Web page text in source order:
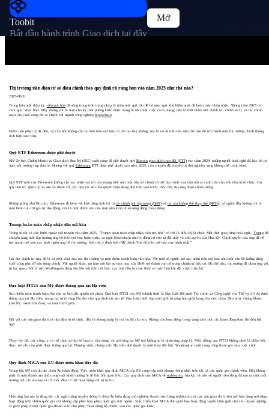
Toobit
Bắt đầu hành trình Giao dịch tại đây
Mở
Thị trường tiền điện tử sẽ điều chỉnh theo quy định rõ ràng hơn vào năm 2025 như thế nào?
2025-08-31
Trong hơn một thập kỷ, tiền mã hóađã sống trong tình trạng pháp lý mập mờ, quá lớn để bỏ qua, quá khó kiểm soát để hoàn toàn chấp nhận. Nhưng năm 2025 có
cảm giác khác biệt. Đây không chỉ là một chu kỳ thổi phồng khác được trang bị như một cuộc cách mạng; đây là thời điểm khi chính trị, chính sách, và tài chính
toàn cầu cuối cùng đã va chạm với ngành công nghiệp blockchain.
Điểm uốn pháp lý đã đến, và câu hỏi không còn là liệu tiền mã hóa có tồn tại hay không, mà là nó sẽ tiến hóa như thế nào để trở thành một thị trường chính thống,
tích hợp toàn cầu.
Quỹ ETF Ethereum được phê duyệt
Khi Ủy ban Chứng khoán và Giao dịch Hoa Kỳ (SEC) cuối cùng đã phê duyệt quỹ Bitcoin giao dịch trao đổi (ETF)vào năm 2024, những người hoài nghi đã bác bỏ nó
như một trường hợp đơn lẻ. Nhưng với quỹ EthereumETF được phê duyệt vào năm 2025, câu chuyện đã chuyển từ thử nghiệm sang không thể tránh khỏi.
Quỹ ETF mới của Ethereum không chỉ xác nhận vai trò của mạng lưới như một lớp tài chính có thể lập trình, mà còn mở ra cánh cửa cho vốn đầu tư tổ chức. Các
quỹ hưu trí, quản lý tài sản và thậm chí các quỹ tài sản chủ quyền hiện đang đưa tiền vào ETH, thúc đẩy sự công nhận chính thống.
Không giống như Bitcoin, Ethereum đi kèm với khả năng sinh lợi từtài chính phi tập trung (DeFi)và tài sản không thể thay thế (NFTs), có nghĩa đây không chỉ là
một kênh lưu trữ giá trị thụ động, mà là một điểm vào của một nền kinh tế số sống động, hoạt động.
Trump hoàn toàn chấp nhận tiền mã hóa
Trong số tất cả các bước ngoặt cốt truyện vào năm 2025, "Trump hoàn toàn chấp nhận tiền mã hóa" có thể là điều kỳ lạ nhất. Một thời gian từng hoài nghi, Trumpđã
chuyển sang một lập trường ủng hộ tiền mã hóa hoàn toàn, ca ngợi blockchain như là động cơ cho sự đổi mới và chủ quyền của Hoa Kỳ. Chính quyền của ông đã nỗ
lực mạnh mẽ vào các phát ngôn ủng hộ thị trường, biểu thị ý định biến Mỹ thành "thủ đô tiền mã hóa của hành tinh."
Cái ôm chính trị này đã là cả một chất xúc tác thị trường và một điểm tranh luận văn hóa. Với một số người, nó xác nhận tiền mã hóa như một vấn đề lưỡng đảng
cuối cùng phá vỡ vào dòng chính. Với người khác, nó làm nổi bật sự mỉa mai của DeFi trở thành con cờ trong chính trị bầu cử. Dù thế nào, thị trường đã phản ứng với
sự lạc quan; bởi vì nếu Washington đang ấm lên với tiền mã hóa, các nhà đầu tư cảm thấy an toàn hơn khi đặt cược toàn bộ.
Đạo luật FIT21 của Mỹ được thông qua tại Hạ viện
Sau nhiều năm tranh luận lộn xộn và kéo dài quyền tài phán, Đạo luật FIT21 của Mỹ (chính thức là Đạo luật Đổi mới Tài chính và Công nghệ cho Thế kỷ 21) đã được
thông qua tại Hạ viện, mang lại sự rõ ràng lâu dài cho quy định tài sản số. Đạo luật thiết lập ranh giới rõ ràng hơn giữa hàng hóa (xin chào, Bitcoin), chứng khoán
(xin lỗi, token lừa đảo), và mọi thứ ở giữa.
Đối với các sàn giao dịch và nhà đầu tư tổ chức, đây là khung pháp lý mà họ đã cầu xin. Không còn hoạt động trong vùng xám nơi các hành động thực thi đến bất
ngờ.
Thay vào đó, các công ty có thể thực sự lập kế hoạch, xây dựng, và mở rộng tại Mỹ mà không sợ bị phản ứng pháp lý. Việc thông qua FIT21 không phải là điểm kết
thúc, nó vẫn cần phải được thông qua tại Thượng viện, nhưng việc Hạ viện phê duyệt là một thay đổi lớn: Washington cuối cùng cũng tham gia vào cuộc chơi.
Quy định MiCA của EU được triển khai đầy đủ
Trong khi Mỹ còn do dự, châu Âu hành động. Việc triển khai quy định MiCA của EU cung cấp một khung thống nhất trên tất cả các quốc gia thành viên. Đây không
phải là một thành tựu nhỏ trong một khối thường bị tê liệt bởi quan liêu. Các quy định của MiCA về stablecoin, lưu ký, và bảo vệ người tiêu dùng đã tạo ra một môi
trường nơi các startup và tổ chức đều có thể hoạt động với sự tự tin.
Hiệu ứng lan tỏa là đáng kể: các ngân hàng truyền thống ở châu Âu hiện đang thử nghiệm thanh toán bằng stablecoin và các sàn giao dịch tiền mã hóa đang mở rộng
hoạt động trên nhiều quốc gia mà không vấp phải luật pháp quốc gia trái ngược. Việc triển khai MiCA đơn giản hóa hoạt động xuyên biên giới cho các doanh nghiệp,
vì giấy phép ở một quốc gia thành viên cho phép "hoạt động hộ chiếu" vào các quốc gia khác.